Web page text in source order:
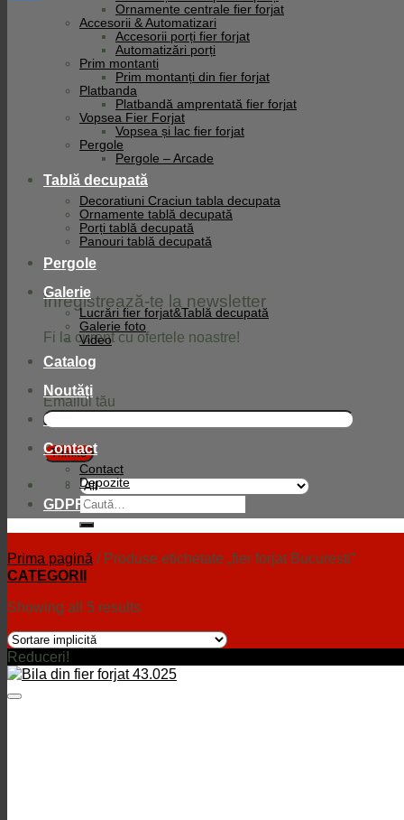
Înregistrează-te la newsletter
Fi la curent cu ofertele noastre!
Emailul tău
Caută
după:
Ornamente centrale fier forjat
Accesorii & Automatizari
Accesorii porți fier forjat
Automatizări porți
Prim montanti
Prim montanți din fier forjat
Platbanda
Platbandă amprentată fier forjat
Vopsea Fier Forjat
Vopsea și lac fier forjat
Pergole
Pergole – Arcade
Tablă decupată
Decoratiuni Craciun tabla decupata
Ornamente tablă decupată
Porți tablă decupată
Panouri tablă decupată
Pergole
Galerie
Lucrări fier forjat&Tablă decupată
Galerie foto
Video
Catalog
Noutăți
Compania
Contact
Contact
Depozite
GDPR
Prima pagină /Produse etichetate „fier forjat Bucuresti”
CATEGORII
Showing all 5 results
Reduceri!
Facebook